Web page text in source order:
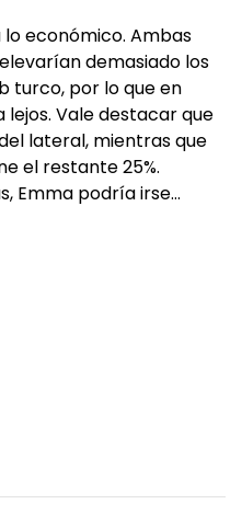
lo económico. Ambas
demasiado los
turco, por lo que en
Vale destacar que
lateral, mientras que
el restante 25%.
Emma podría irse…